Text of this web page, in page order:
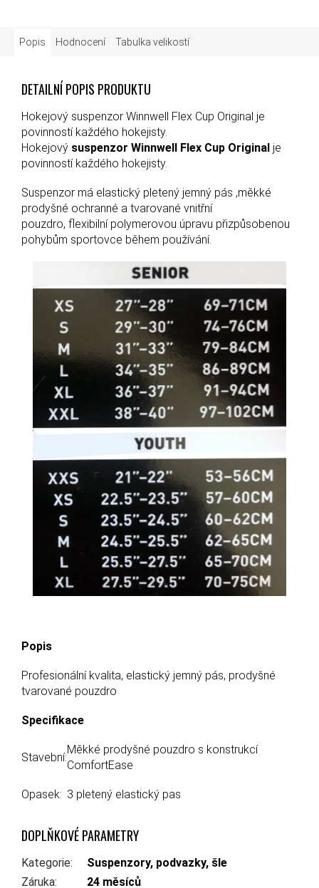
Popis Hodnocení Tabulka velikostí
DETAILNÍ POPIS PRODUKTU
Hokejový suspenzor Winnwell Flex Cup Original je
povinností každého hokejisty.
Hokejový suspenzor Winnwell Flex Cup Original je
povinností každého hokejisty.
Suspenzor má elastický pletený jemný pás ,měkké
prodyšné ochranné a tvarované vnitřní
pouzdro, flexibilní polymerovou úpravu přizpůsobenou
pohybům sportovce během používání.
Popis
Profesionální kvalita, elastický jemný pás, prodyšné
tvarované pouzdro
Specifikace
Stavební:
Měkké prodyšné pouzdro s konstrukcí
ComfortEase
Opasek: 3 pletený elastický pas
DOPLŇKOVÉ PARAMETRY
Kategorie:
Suspenzory, podvazky, šle
Záruka:
24 měsíců